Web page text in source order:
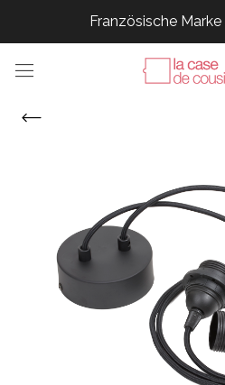
Französische
Französische
Französische Marke